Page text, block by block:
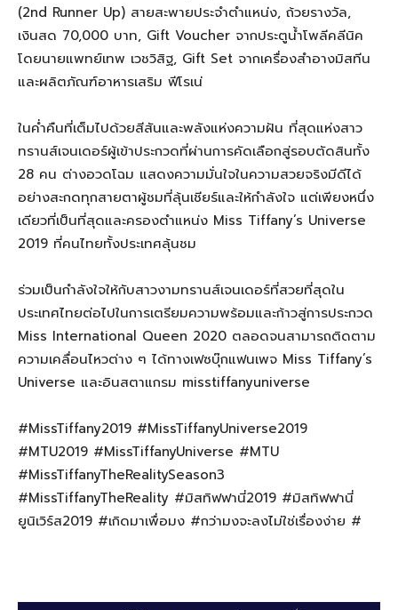
(2nd Runner Up) สายสะพายประจําตําแหน่ง, ถ้วยรางวัล,
เงินสด 70,000 บาท, Gift Voucher จากประตูนํ้าโพลีคลีนิค
โดยนายแพทย์เทพ เวชวิสิฐ, Gift Set จากเครื่องสําอางมิสทีน
และผลิตภัณฑ์อาหารเสริม ฟีโรเน่
ในค่ำคืนที่เต็มไปด้วยสีสันและพลังแห่งความฝัน ที่สุดแห่งสาว
ทรานส์เจนเดอร์ผู้เข้าประกวดที่ผ่านการคัดเลือกสู่รอบตัดสินทั้ง
28 คน ต่างอวดโฉม แสดงความมั่นใจในความสวยจริงมีดีได้
อย่างสะกดทุกสายตาผู้ชมที่ลุ้นเชียร์และให้กำลังใจ แต่เพียงหนึ่ง
เดียวที่เป็นที่สุดและครองตำแหน่ง Miss Tiffany’s Universe
2019 ที่คนไทยทั้งประเทศลุ้นชม
ร่วมเป็นกำลังใจให้กับสาวงามทรานส์เจนเดอร์ที่สวยที่สุดใน
ประเทศไทยต่อไปในการเตรียมความพร้อมและก้าวสู่การประกวด
Miss International Queen 2020 ตลอดจนสามารถติดตาม
ความเคลื่อนไหวต่าง ๆ ได้ทางเฟซบุ๊กแฟนเพจ Miss Tiffany’s
Universe และอินสตาแกรม misstiffanyuniverse
#MissTiffany2019 #MissTiffanyUniverse2019
#MTU2019 #MissTiffanyUniverse #MTU
#MissTiffanyTheRealitySeason3
#MissTiffanyTheReality #มิสทิฟฟานี่2019 #มิสทิฟฟานี่
ยูนิเวิร์ส2019 #เกิดมาเพื่อมง #กว่ามงจะลงไม่ใช่เรื่องง่าย #